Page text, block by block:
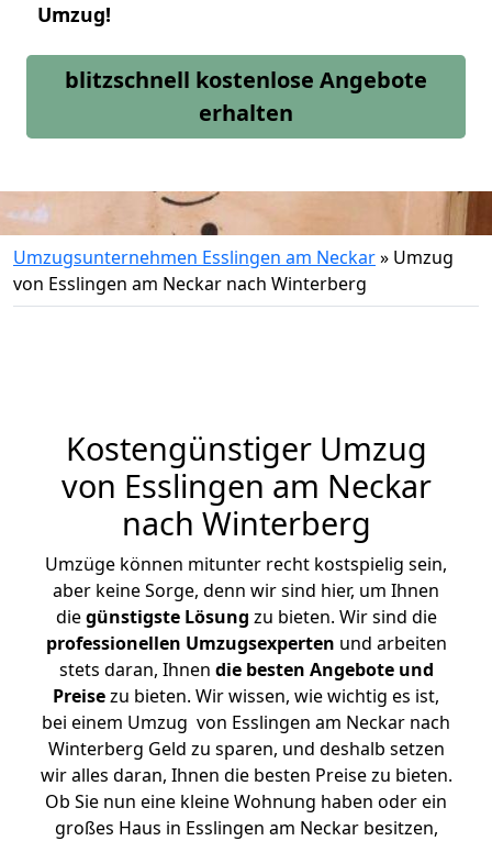
Umzug!
blitzschnell kostenlose Angebote
erhalten
Umzugsunternehmen Esslingen am Neckar» Umzug
von Esslingen am Neckar nach Winterberg
Kostengünstiger Umzug
von Esslingen am Neckar
nach Winterberg
Umzüge können mitunter recht kostspielig sein,
aber keine Sorge, denn wir sind hier, um Ihnen
diegünstigste Lösung zu bieten. Wir sind die
professionellen Umzugsexperten und arbeiten
stets daran, Ihnen die besten Angebote und
Preisezu bieten. Wir wissen, wie wichtig es ist,
bei einem Umzug von Esslingen am Neckar nach
Winterberg Geld zu sparen, und deshalb setzen
wir alles daran, Ihnen die besten Preise zu bieten.
Ob Sie nun eine kleine Wohnung haben oder ein
großes Haus in Esslingen am Neckar besitzen,